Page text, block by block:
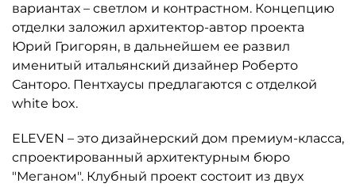
вариантах – светлом и контрастном. Концепцию
отделки заложил архитектор-автор проекта
Юрий Григорян, в дальнейшем ее развил
именитый итальянский дизайнер Роберто
Санторо. Пентхаусы предлагаются с отделкой
white box.
ELEVEN – это дизайнерский дом премиум-класса,
спроектированный архитектурным бюро
"Меганом". Клубный проект состоит из двух